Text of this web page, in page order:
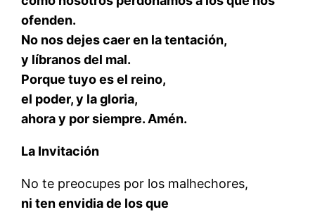
ofenden.
No nos dejes caer en la tentación,
y líbranos del mal.
Porque tuyo es el reino,
el poder, y la gloria,
ahora y por siempre. Amén.
La Invitación
No te preocupes por los malhechores,
ni ten envidia de los que